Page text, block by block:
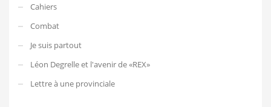
Cahiers
Combat
Je suis partout
Léon Degrelle et l'avenir de «REX»
Lettre à une provinciale